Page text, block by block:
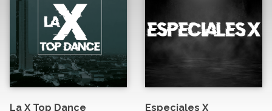
La X Top Dance Especiales X